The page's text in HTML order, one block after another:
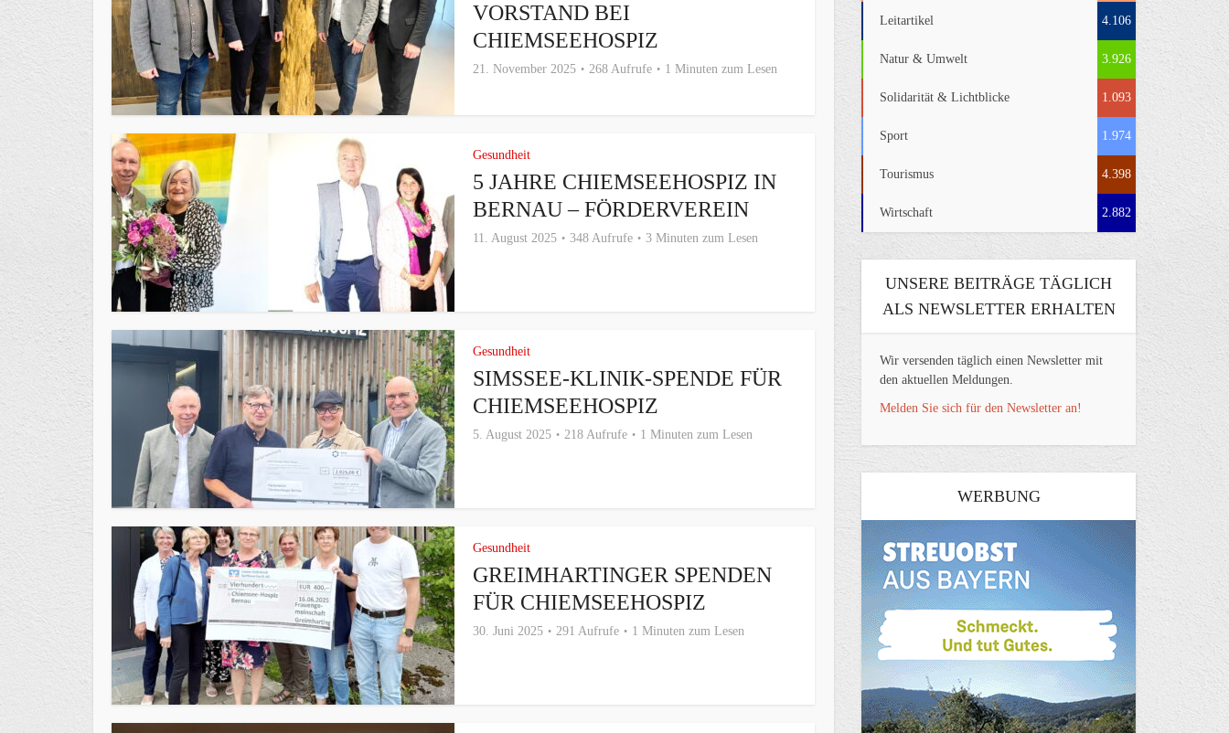
VORSTAND BEI
CHIEMSEEHOSPIZ
21. November 2025 268 Aufrufe 1 Minuten zum Lesen
Gesundheit
5 JAHRE CHIEMSEEHOSPIZ IN
BERNAU – FÖRDERVEREIN
11. August 2025 348 Aufrufe 3 Minuten zum Lesen
Gesundheit
SIMSSEE-KLINIK-SPENDE FÜR
CHIEMSEEHOSPIZ
5. August 2025 218 Aufrufe 1 Minuten zum Lesen
Gesundheit
GREIMHARTINGER SPENDEN
FÜR CHIEMSEEHOSPIZ
30. Juni 2025 291 Aufrufe 1 Minuten zum Lesen
Leitartikel 4.106
Natur & Umwelt 3.926
Solidarität & Lichtblicke 1.093
Sport 1.974
Tourismus 4.398
Wirtschaft 2.882
UNSERE BEITRÄGE TÄGLICH
ALS NEWSLETTER ERHALTEN
Wir versenden täglich einen Newsletter mit
den aktuellen Meldungen.
Melden Sie sich für den Newsletter an!
WERBUNG